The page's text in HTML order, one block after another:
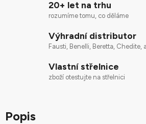
20+ let na trhu
rozumíme tomu, co děláme
Výhradní distributor
Fausti, Benelli, Beretta, Chedite,
Vlastní střelnice
zboží otestujte na střelnici
Popis